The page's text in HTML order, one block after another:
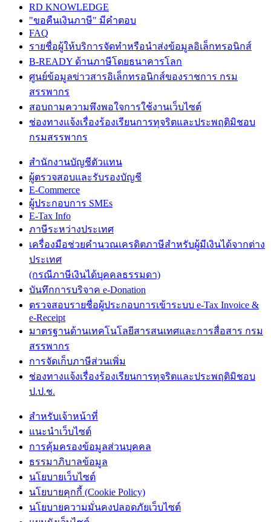
RD KNOWLEDGE
"ขอคืนเงินภาษี" มีคำตอบ
FAQ
รายชื่อผู้ให้บริการจัดทำหรือนำส่งข้อมูลอิเล็กทรอนิกส์
B-READY ด้านภาษีโดยธนาคารโลก
ศูนย์ข้อมูลข่าวสารอิเล็กทรอนิกส์ของราชการ กรม
สรรพากร
สอบถามความพึงพอใจการใช้งานเว็บไซต์
ช่องทางแจ้งเรื่องร้องเรียนการทุจริตและประพฤติมิชอบ
กรมสรรพากร
สำนักงานบัญชีตัวแทน
ผู้ตรวจสอบและรับรองบัญชี
E-Commerce
ผู้ประกอบการ SMEs
E-Tax Info
ภาษีระหว่างประเทศ
เครื่องมือช่วยคำนวณเครดิตภาษีสำหรับผู้มีเงินได้จากต่าง
ประเทศ
(กรณีภาษีเงินได้บุคคลธรรมดา)
บันทึกการบริจาค e-Donation
ตรวจสอบรายชื่อผู้ประกอบการเข้าระบบ e-Tax Invoice &
e-Receipt
มาตรฐานด้านเทคโนโลยีสารสนเทศและการสื่อสาร กรม
สรรพากร
การจัดเก็บภาษีส่วนเพิ่ม
ช่องทางแจ้งเรื่องร้องเรียนการทุจริตและประพฤติมิชอบ
ป.ป.ช.
สำหรับเจ้าหน้าที่
แนะนำเว็บไซต์
การคุ้มครองข้อมูลส่วนบุคคล
ธรรมาภิบาลข้อมูล
นโยบายเว็บไซต์
นโยบายคุกกี้ (Cookie Policy)
นโยบายความมั่นคงปลอดภัยเว็บไซต์